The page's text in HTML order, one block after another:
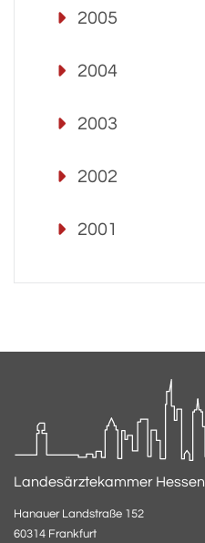
2005
2004
2003
2002
2001
Landesärztekammer Hessen
Hanauer Landstraße 152
60314 Frankfurt